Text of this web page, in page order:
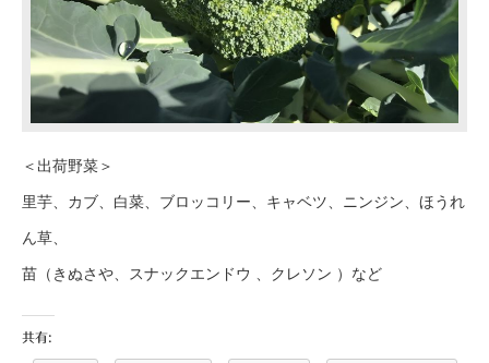
＜出荷野菜＞
里芋、カブ、白菜、ブロッコリー、キャベツ、ニンジン、ほうれ
ん草、
苗（きぬさや、スナックエンドウ 、クレソン ）など
共有: